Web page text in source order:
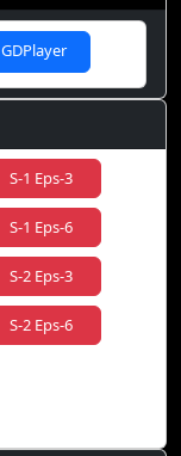
GDPlayer
S-1 Eps-3
S-1 Eps-6
S-2 Eps-3
S-2 Eps-6